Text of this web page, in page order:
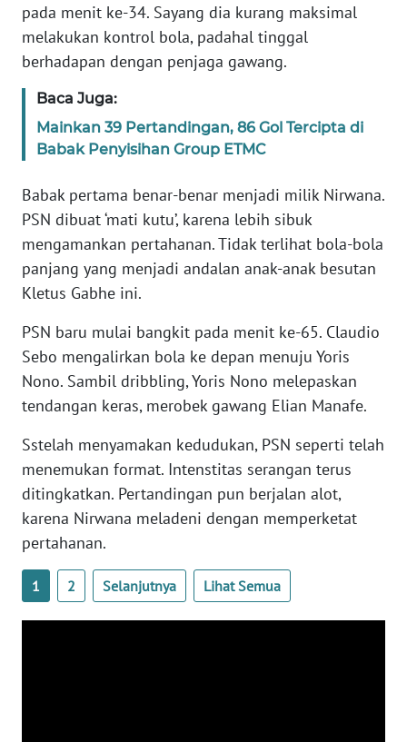
pada menit ke-34. Sayang dia kurang maksimal
melakukan kontrol bola, padahal tinggal
berhadapan dengan penjaga gawang.
Baca Juga:
Mainkan 39 Pertandingan, 86 Gol Tercipta di
Babak Penyisihan Group ETMC
Babak pertama benar-benar menjadi milik Nirwana.
PSN dibuat ‘mati kutu’, karena lebih sibuk
mengamankan pertahanan. Tidak terlihat bola-bola
panjang yang menjadi andalan anak-anak besutan
Kletus Gabhe ini.
PSN baru mulai bangkit pada menit ke-65. Claudio
Sebo mengalirkan bola ke depan menuju Yoris
Nono. Sambil dribbling, Yoris Nono melepaskan
tendangan keras, merobek gawang Elian Manafe.
Sstelah menyamakan kedudukan, PSN seperti telah
menemukan format. Intenstitas serangan terus
ditingkatkan. Pertandingan pun berjalan alot,
karena Nirwana meladeni dengan memperketat
pertahanan.
1 2 Selanjutnya Lihat Semua
WN
BANTEN
WN
NTT
KEPRI
WN
PAPUA
PAPUA
RIAU
SERAMBI
WN
JAMBI